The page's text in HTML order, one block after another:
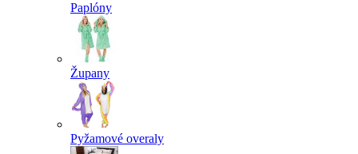
Paplóny
Župany
Pyžamové overaly